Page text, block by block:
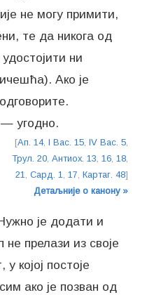
не могу примити,
те да никога од
ни
Ако је
— угодно.
[Ап. 14, I Вас. 15, IV Вас. 5,
Трул. 20, Антиох. 13 16, 18,
21
Сард. 1 17 Картаг. 48]
Детаљније о канону »
је додати и
не прелази из своје
којој постоје
ако је позван од